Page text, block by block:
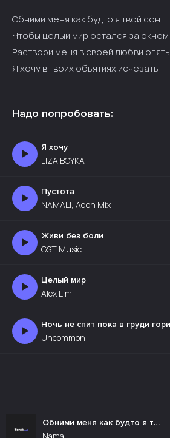
Обними меня как будто я твой сон
Чтобы целый мир остался за окном
Раствори меня в своей любви опять
Я хочу в твоих объятиях исчезать
Надо попробовать:
Я хочу
LIZA BOYKA
Пустота
NAMALI, Adon Mix
Живи без боли
GST Music
Целый мир
Alex Lim
Uncommon
Обними меня как будто я твой сон